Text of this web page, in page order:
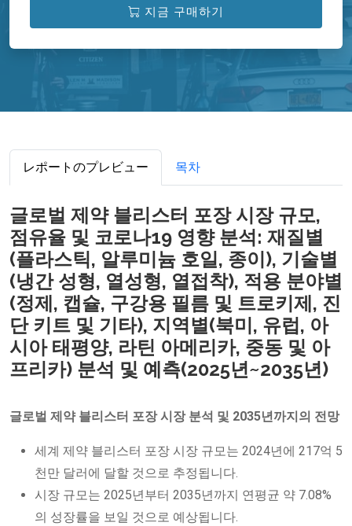
지금 구매하기
レポートのプレビュー 목차
글로벌 제약 블리스터 포장 시장 규모,
점유율 및 코로나19 영향 분석: 재질별
(플라스틱, 알루미늄 호일, 종이), 기술별
(냉간 성형, 열성형, 열접착), 적용 분야별
(정제, 캡슐, 구강용 필름 및 트로키제, 진
단 키트 및 기타), 지역별(북미, 유럽, 아
시아 태평양, 라틴 아메리카, 중동 및 아
프리카) 분석 및 예측(2025년~2035년)
글로벌 제약 블리스터 포장 시장 분석 및 2035년까지의 전망
세계 제약 블리스터 포장 시장 규모는 2024년에 217억 5
천만 달러에 달할 것으로 추정됩니다.
시장 규모는 2025년부터 2035년까지 연평균 약 7.08%
의 성장률을 보일 것으로 예상됩니다.